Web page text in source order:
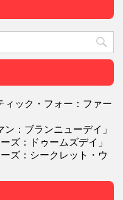
ック・フォー：ファー
：ブランニューデイ」
ズ：ドゥームズデイ」
ズ：シークレット・ウ